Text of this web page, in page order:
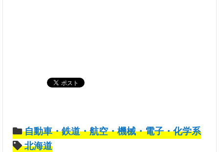
自動車・鉄道・航空・機械・電子・化学系
北海道